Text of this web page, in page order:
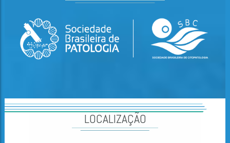
LOCALIZAÇÃO